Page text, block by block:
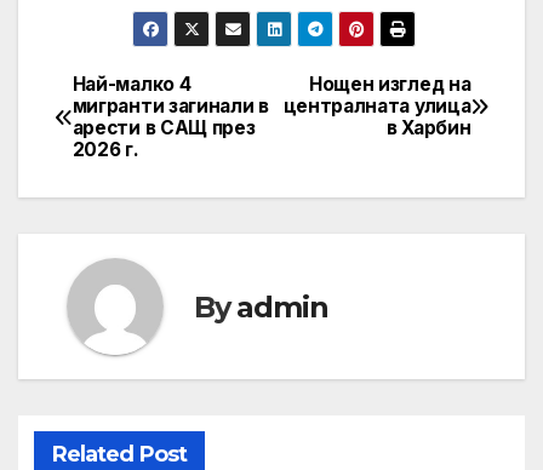
Post
navigation
Нощен изглед на
централната улица
в Харбин
Най-малко 4
мигранти загинали в
арести в САЩ през
2026 г.
Byadmin
Related Post